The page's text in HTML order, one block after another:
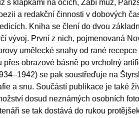
s klapkami na očích, Žabí muž,
a redakční činnosti v dobových
Kniha se člení do dvou
vývoj. První z nich, pojmenovaná
umělecké snahy od rané
přes obrazové básně po vrcholný
se pak soustřeďuje na
a snu. Součástí publikace je také
dosud neznámých osobních
se tak dostává do rukou